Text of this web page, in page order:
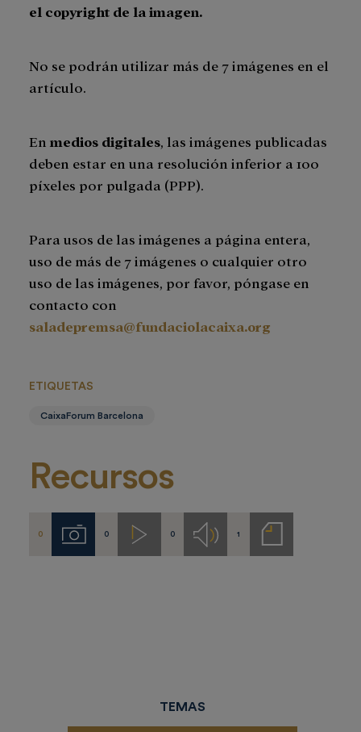
el copyright de la imagen.
No se podrán utilizar más de 7 imágenes en el
artículo.
En medios digitales, las imágenes publicadas
deben estar en una resolución inferior a 100
píxeles por pulgada (PPP).
Para usos de las imágenes a página entera,
uso de más de 7 imágenes o cualquier otro
uso de las imágenes, por favor, póngase en
contacto con
saladepremsa@fundaciolacaixa.org
ETIQUETAS
CaixaForum Barcelona
Recursos
0 Imágenes
0 Videos
0 Audios1
Notas
de
TEMAS